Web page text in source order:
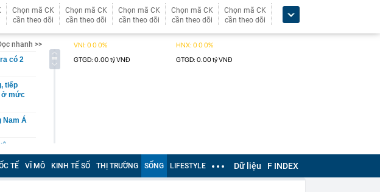
Chọn mã CK
cần theo dõi
Chọn mã CK
cần theo dõi
Chọn mã CK
cần theo dõi
Chọn mã CK
cần theo dõi
Chọn mã CK
cần theo dõi
nhanh >>
có 2
tiếp
ở mức
Nam Á
liên
TẾ VĨ MÔ KINH TẾ SỐ THỊ TRƯỜNG SỐNG LIFESTYLE Dữ liệu F INDEX